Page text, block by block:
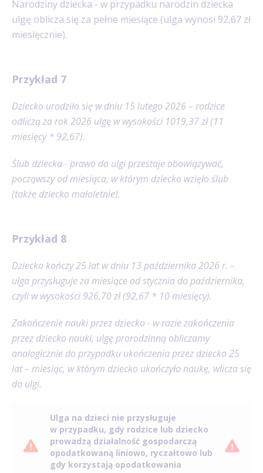
Narodziny dziecka - w przypadku narodzin dziecka
ulgę oblicza się za pełne miesiące (ulga wynosi 92,67 zł
miesięcznie).
Przykład 7
Dziecko urodziło się w dniu 15 lutego 2026 – rodzice
odliczą za rok 2026 ulgę w wysokości 1019,37 zł (11
miesięcy * 92,67).
Ślub dziecka - prawo do ulgi przestaje obowiązywać,
począwszy od miesiąca, w którym dziecko wzięło ślub
(także dziecko małoletnie).
Przykład 8
Dziecko kończy 25 lat w dniu 13 października 2026 r. –
ulga przysługuje za miesiące od stycznia do października,
czyli w wysokości 926,70 zł (92,67 * 10 miesięcy).
Zakończenie nauki przez dziecko - w razie zakończenia
przez dziecko nauki, ulgę prorodzinną obliczamy
analogicznie do przypadku ukończenia przez dziecko 25
lat – miesiąc, w którym dziecko ukończyło naukę, wlicza się
do ulgi.
Ulga na dzieci nie przysługuje
w przypadku, gdy rodzice lub dziecko
prowadzą działalność gospodarczą
opodatkowaną liniowo, ryczałtowo lub
gdy korzystają opodatkowania